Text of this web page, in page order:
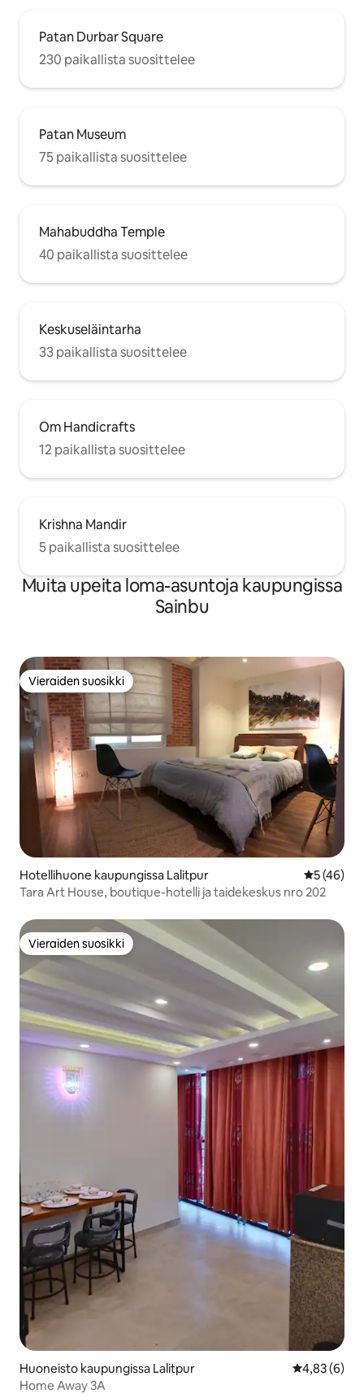
Patan Durbar Square
230 paikallista suosittelee
Patan Museum
75 paikallista suosittelee
Mahabuddha Temple
40 paikallista suosittelee
Keskuseläintarha
33 paikallista suosittelee
Om Handicrafts
12 paikallista suosittelee
Krishna Mandir
5 paikallista suosittelee
Muita upeita loma-asuntoja kaupungissa
Sainbu
Vieraiden suosikki
Vieraiden suosikki
Hotellihuone kaupungissa Lalitpur
5 (46)
Tara Art House, boutique-hotelli ja taidekeskus nro 202
Vieraiden suosikki
Vieraiden suosikki
Huoneisto kaupungissa Lalitpur
4,83 (6)
Home Away 3A